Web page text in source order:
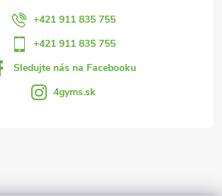
+421 911 835 755
+421 911 835 755
Sledujte nás na Facebooku
4gyms.sk